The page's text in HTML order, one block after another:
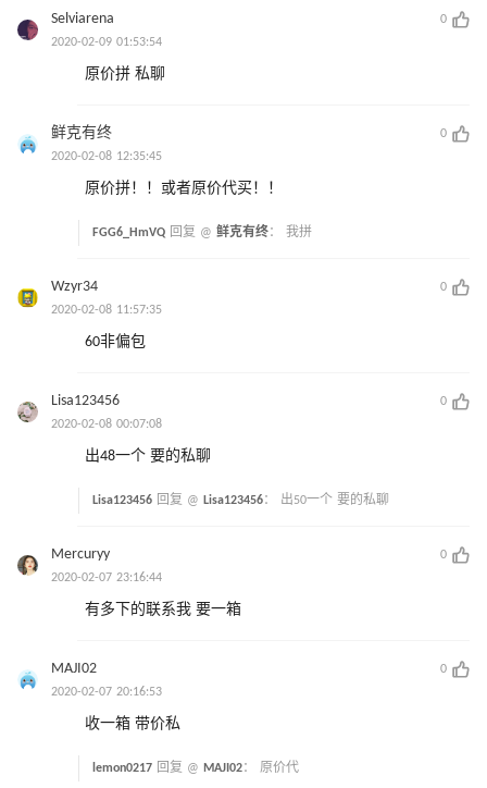
Selviarena
0
2020-02-09 01:53:54
原价拼 私聊
鲜克有终
0
2020-02-08 12:35:45
原价拼！！或者原价代买！！
FGG6_HmVQ 回复 @ 鲜克有终： 我拼
Wzyr34
0
2020-02-08 11:57:35
60非偏包
Lisa123456
0
2020-02-08 00:07:08
出48一个 要的私聊
Lisa123456 回复 @ Lisa123456： 出50一个 要的私聊
Mercuryy
0
2020-02-07 23:16:44
有多下的联系我 要一箱
MAJI02
0
2020-02-07 20:16:53
收一箱 带价私
lemon0217 回复 @ MAJI02： 原价代